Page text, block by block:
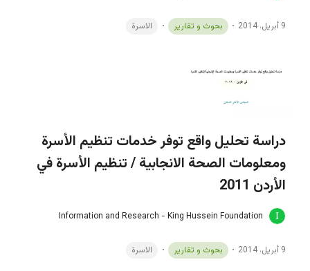
9 أبريل، 2014 بحوث و تقارير الاسرة
دراسة تحليل واقع توفر خدمات تنظيم الأسرة
ومعلومات الصحة الانجابية / تنظيم الأسرة في
الأردن 2011
Information and Research - King Hussein Foundation
9 أبريل، 2014 بحوث و تقارير الاسرة